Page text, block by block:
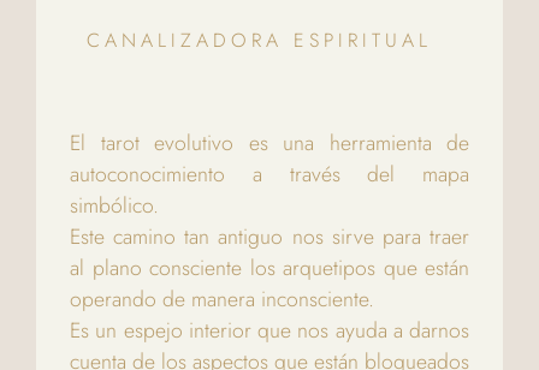
CANALIZADORA ESPIRITUAL
El tarot evolutivo es una herramienta de
autoconocimiento a través del mapa
simbólico.
Este camino tan antiguo nos sirve para traer
al plano consciente los arquetipos que están
operando de manera inconsciente.
Es un espejo interior que nos ayuda a darnos
cuenta de los aspectos que están bloqueados